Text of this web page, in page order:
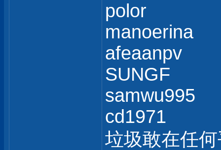
polor
manoerina
afeaanpv
SUNGF
samwu995
cd1971
垃圾敢在任